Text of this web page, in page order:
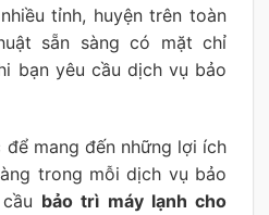
tỉnh, huyện trên toàn
sẵn sàng có mặt chỉ
bạn yêu cầu dịch vụ bảo
mang đến những lợi ích
trong mỗi dịch vụ bảo
bảo trì máy lạnh cho